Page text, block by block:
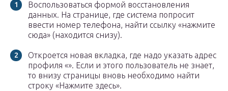
Воспользоваться формой восстановления
данных. На странице, где система попросит
ввести номер телефона, найти ссылку «нажмите
сюда» (находится снизу).
Откроется новая вкладка, где надо указать адрес
профиля «». Если и этого пользователь не знает,
то внизу страницы вновь необходимо найти
строку «Нажмите здесь».